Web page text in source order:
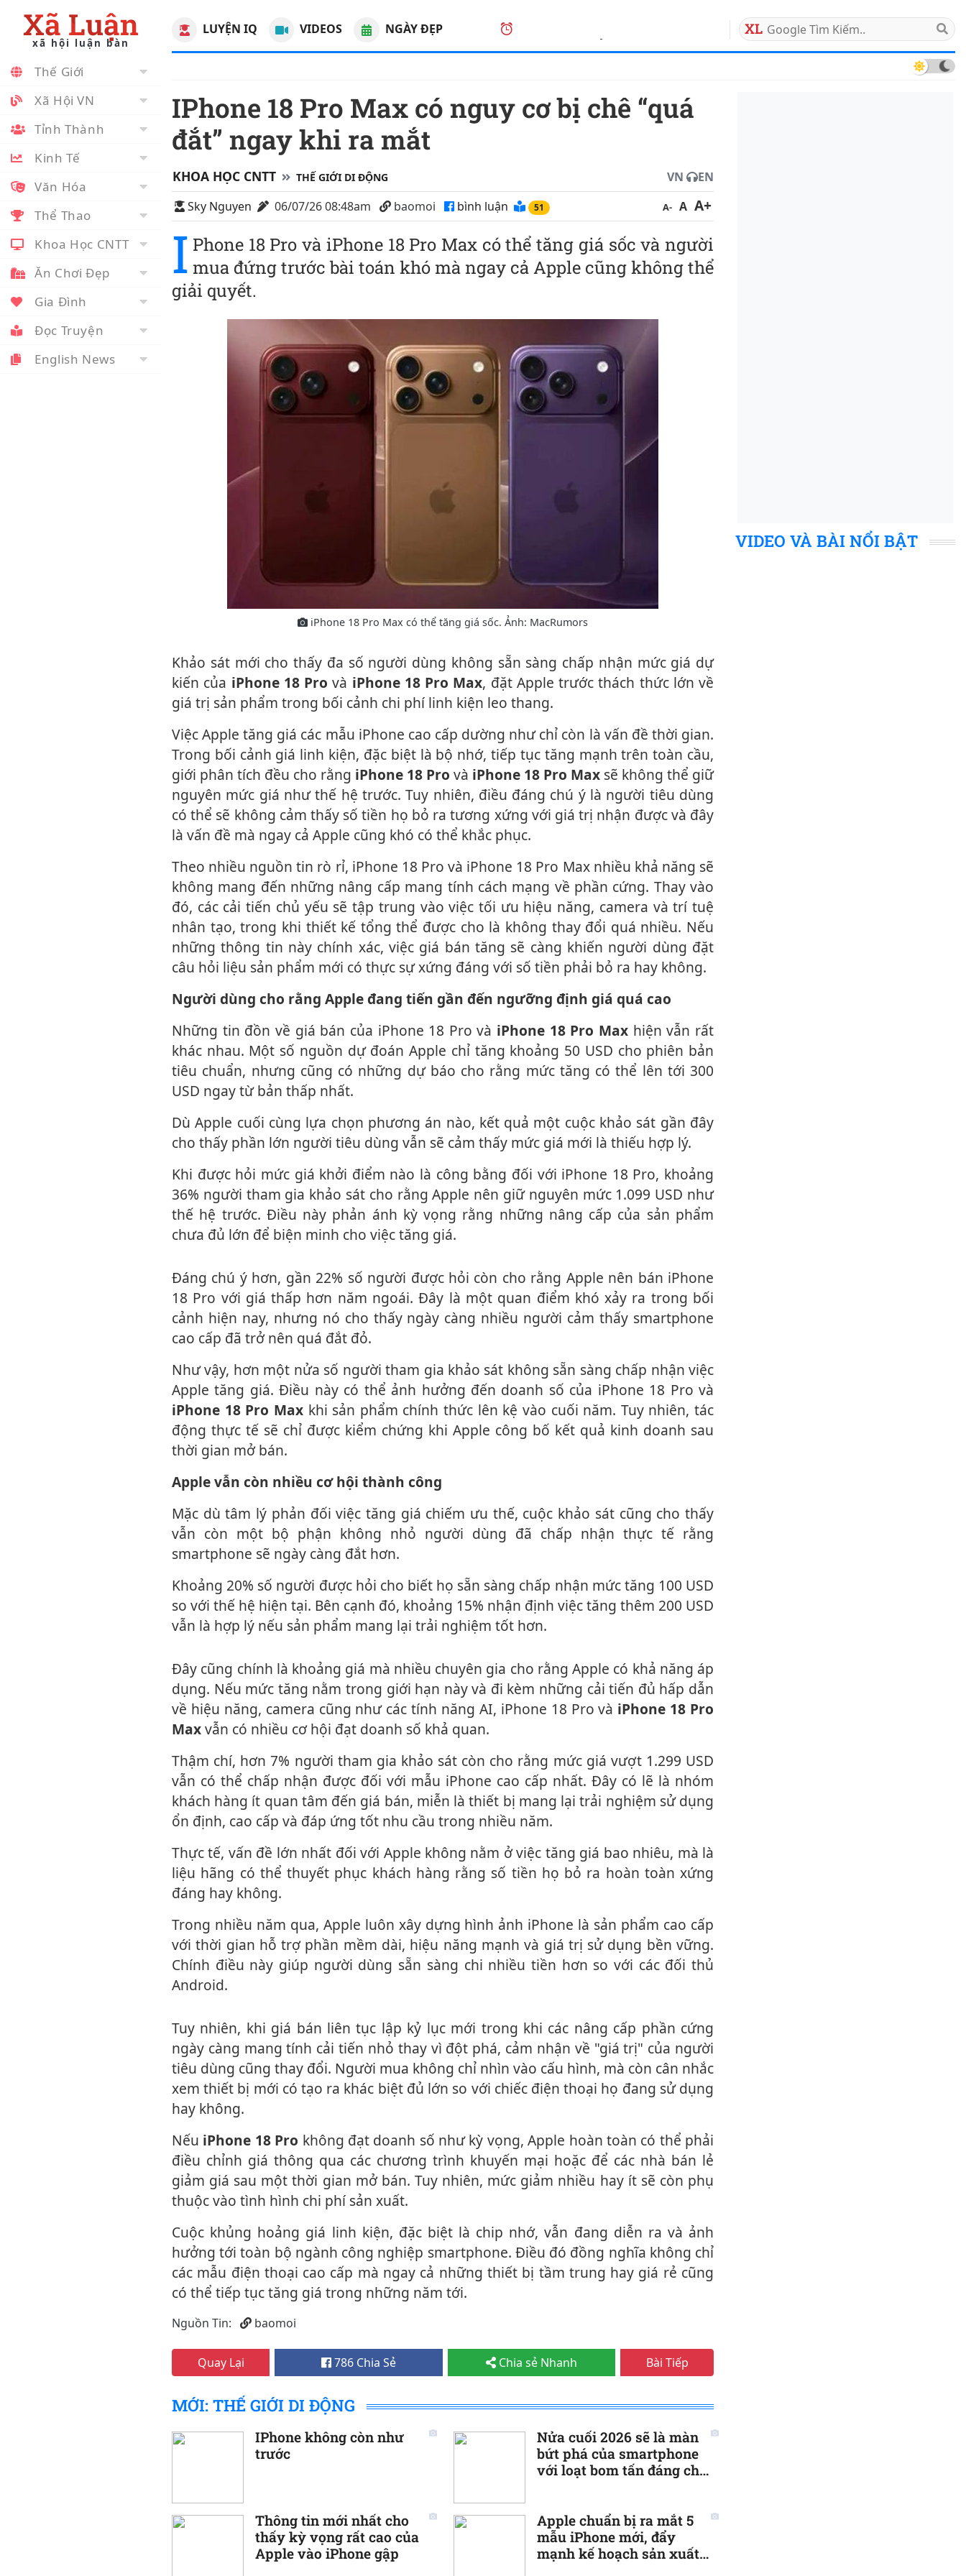
Xã Luận
xã hội luận bàn
Thế Giới
Xã Hội VN
Tỉnh Thành
Kinh Tế
Văn Hóa
Thể Thao
Khoa Học CNTT
Ăn Chơi Đẹp
Gia Đình
Đọc Truyện
English News
LUYỆN IQ VIDEOS NGÀY ĐẸP
, Chủ nhật 09/08/2026
IPhone 18 Pro Max có nguy cơ bị chê “quá
đắt” ngay khi ra mắt
KHOA HỌC CNTT THẾ GIỚI DI ĐỘNG VN
EN
Sky Nguyen
06/07/26 08:48am baomoi bình luận 47 A- A A+
I Phone 18 Pro và iPhone 18 Pro Max có thể tăng giá sốc và người
mua đứng trước bài toán khó mà ngay cả Apple cũng không thể
giải quyết.
iPhone 18 Pro Max có thể tăng giá sốc. Ảnh: MacRumors
Khảo sát mới cho thấy đa số người dùng không sẵn sàng chấp nhận mức giá dự
kiến của iPhone 18 Provà iPhone 18 Pro Max, đặt Apple trước thách thức lớn về
giá trị sản phẩm trong bối cảnh chi phí linh kiện leo thang.
Việc Apple tăng giá các mẫu iPhone cao cấp dường như chỉ còn là vấn đề thời gian.
Trong bối cảnh giá linh kiện, đặc biệt là bộ nhớ, tiếp tục tăng mạnh trên toàn cầu,
giới phân tích đều cho rằng iPhone 18 Pro và iPhone 18 Pro Max sẽ không thể giữ
nguyên mức giá như thế hệ trước. Tuy nhiên, điều đáng chú ý là người tiêu dùng
có thể sẽ không cảm thấy số tiền họ bỏ ra tương xứng với giá trị nhận được và đây
là vấn đề mà ngay cả Apple cũng khó có thể khắc phục.
Theo nhiều nguồn tin rò rỉ, iPhone 18 Pro và iPhone 18 Pro Max nhiều khả năng sẽ
không mang đến những nâng cấp mang tính cách mạng về phần cứng. Thay vào
đó, các cải tiến chủ yếu sẽ tập trung vào việc tối ưu hiệu năng, camera và trí tuệ
nhân tạo, trong khi thiết kế tổng thể được cho là không thay đổi quá nhiều. Nếu
những thông tin này chính xác, việc giá bán tăng sẽ càng khiến người dùng đặt
câu hỏi liệu sản phẩm mới có thực sự xứng đáng với số tiền phải bỏ ra hay không.
Người dùng cho rằng Apple đang tiến gần đến ngưỡng định giá quá cao
Những tin đồn về giá bán của iPhone 18 Pro và iPhone 18 Pro Max hiện vẫn rất
khác nhau. Một số nguồn dự đoán Apple chỉ tăng khoảng 50 USD cho phiên bản
tiêu chuẩn, nhưng cũng có những dự báo cho rằng mức tăng có thể lên tới 300
USD ngay từ bản thấp nhất.
Dù Apple cuối cùng lựa chọn phương án nào, kết quả một cuộc khảo sát gần đây
cho thấy phần lớn người tiêu dùng vẫn sẽ cảm thấy mức giá mới là thiếu hợp lý.
Khi được hỏi mức giá khởi điểm nào là công bằng đối với iPhone 18 Pro, khoảng
36% người tham gia khảo sát cho rằng Apple nên giữ nguyên mức 1.099 USD như
thế hệ trước. Điều này phản ánh kỳ vọng rằng những nâng cấp của sản phẩm
chưa đủ lớn để biện minh cho việc tăng giá.
Đáng chú ý hơn, gần 22% số người được hỏi còn cho rằng Apple nên bán iPhone
18 Pro với giá thấp hơn năm ngoái. Đây là một quan điểm khó xảy ra trong bối
cảnh hiện nay, nhưng nó cho thấy ngày càng nhiều người cảm thấy smartphone
cao cấp đã trở nên quá đắt đỏ.
Như vậy, hơn một nửa số người tham gia khảo sát không sẵn sàng chấp nhận việc
Apple tăng giá. Điều này có thể ảnh hưởng đến doanh số của iPhone 18 Pro và
iPhone 18 Pro Maxkhi sản phẩm chính thức lên kệ vào cuối năm. Tuy nhiên, tác
động thực tế sẽ chỉ được kiểm chứng khi Apple công bố kết quả kinh doanh sau
thời gian mở bán.
Apple vẫn còn nhiều cơ hội thành công
Mặc dù tâm lý phản đối việc tăng giá chiếm ưu thế, cuộc khảo sát cũng cho thấy
vẫn còn một bộ phận không nhỏ người dùng đã chấp nhận thực tế rằng
smartphone sẽ ngày càng đắt hơn.
Khoảng 20% số người được hỏi cho biết họ sẵn sàng chấp nhận mức tăng 100 USD
so với thế hệ hiện tại. Bên cạnh đó, khoảng 15% nhận định việc tăng thêm 200 USD
vẫn là hợp lý nếu sản phẩm mang lại trải nghiệm tốt hơn.
Đây cũng chính là khoảng giá mà nhiều chuyên gia cho rằng Apple có khả năng áp
dụng. Nếu mức tăng nằm trong giới hạn này và đi kèm những cải tiến đủ hấp dẫn
về hiệu năng, camera cũng như các tính năng AI, iPhone 18 Pro và iPhone 18 Pro
Maxvẫn có nhiều cơ hội đạt doanh số khả quan.
Thậm chí, hơn 7% người tham gia khảo sát còn cho rằng mức giá vượt 1.299 USD
vẫn có thể chấp nhận được đối với mẫu iPhone cao cấp nhất. Đây có lẽ là nhóm
khách hàng ít quan tâm đến giá bán, miễn là thiết bị mang lại trải nghiệm sử dụng
ổn định, cao cấp và đáp ứng tốt nhu cầu trong nhiều năm.
Thực tế, vấn đề lớn nhất đối với Apple không nằm ở việc tăng giá bao nhiêu, mà là
liệu hãng có thể thuyết phục khách hàng rằng số tiền họ bỏ ra hoàn toàn xứng
đáng hay không.
Trong nhiều năm qua, Apple luôn xây dựng hình ảnh iPhone là sản phẩm cao cấp
với thời gian hỗ trợ phần mềm dài, hiệu năng mạnh và giá trị sử dụng bền vững.
Chính điều này giúp người dùng sẵn sàng chi nhiều tiền hơn so với các đối thủ
Android.
Tuy nhiên, khi giá bán liên tục lập kỷ lục mới trong khi các nâng cấp phần cứng
ngày càng mang tính cải tiến nhỏ thay vì đột phá, cảm nhận về "giá trị" của người
tiêu dùng cũng thay đổi. Người mua không chỉ nhìn vào cấu hình, mà còn cân nhắc
xem thiết bị mới có tạo ra khác biệt đủ lớn so với chiếc điện thoại họ đang sử dụng
hay không.
Nếu iPhone 18 Pro không đạt doanh số như kỳ vọng, Apple hoàn toàn có thể phải
điều chỉnh giá thông qua các chương trình khuyến mại hoặc để các nhà bán lẻ
giảm giá sau một thời gian mở bán. Tuy nhiên, mức giảm nhiều hay ít sẽ còn phụ
thuộc vào tình hình chi phí sản xuất.
Cuộc khủng hoảng giá linh kiện, đặc biệt là chip nhớ, vẫn đang diễn ra và ảnh
hưởng tới toàn bộ ngành công nghiệp smartphone. Điều đó đồng nghĩa không chỉ
các mẫu điện thoại cao cấp mà ngay cả những thiết bị tầm trung hay giá rẻ cũng
có thể tiếp tục tăng giá trong những năm tới.
Nguồn Tin: baomoi
Quay Lại 786 Chia Sẻ Chia sẻ Nhanh Bài Tiếp
MỚI: THẾ GIỚI DI ĐỘNG
IPhone không còn như
trước
Nửa cuối 2026 sẽ là màn
bứt phá của smartphone
với loạt bom tấn đáng chờ
Thông tin mới nhất cho
thấy kỳ vọng rất cao của
Apple vào iPhone gập
Apple chuẩn bị ra mắt 5
mẫu iPhone mới, đẩy
mạnh kế hoạch sản xuất
VIDEO VÀ BÀI NỔI BẬT